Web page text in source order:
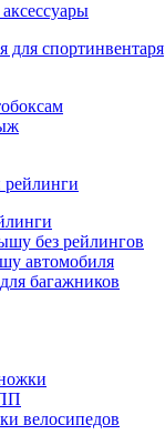
для спортинвентаря
без рейлингов
автомобиля
багажников
велосипедов